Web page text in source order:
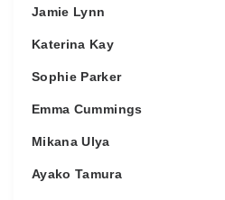
Jamie Lynn
Katerina Kay
Sophie Parker
Emma Cummings
Mikana Ulya
Ayako Tamura